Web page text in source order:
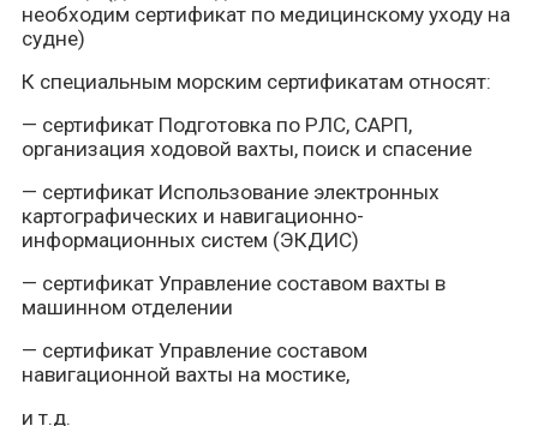
необходим сертификат по медицинскому уходу на
судне)
К специальным морским сертификатам относят:
— сертификат Подготовка по РЛС, САРП,
организация ходовой вахты, поиск и спасение
— сертификат Использование электронных
картографических и навигационно-
информационных систем (ЭКДИС)
— сертификат Управление составом вахты в
машинном отделении
— сертификат Управление составом
навигационной вахты на мостике,
и т.д.